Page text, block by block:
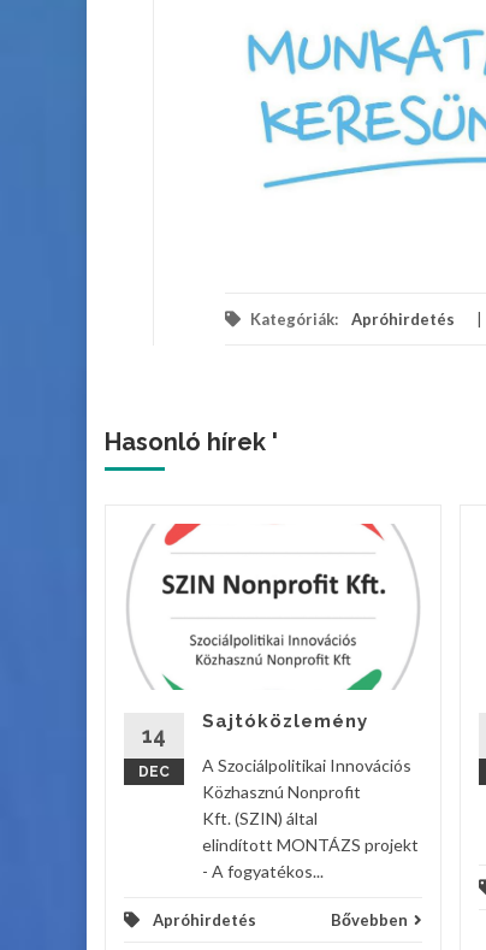
Kategóriák: Apróhirdetés
Hasonló hírek '
14
DEC
Sajtóközlemény
A Szociálpolitikai Innovációs
Közhasznú Nonprofit
Kft. (SZIN) által
elindított MONTÁZS projekt
- A fogyatékos...
Apróhirdetés Bővebben